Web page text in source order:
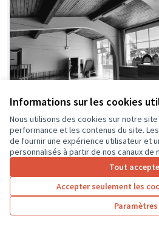
Informations sur les cookies
Nous utilisons des cookies sur notre
performance et les contenus du site.
de fournir une expérience utilisateur et
personnalisés à partir de nos canaux de
Tout
Accepter seulement les
Paramètres
Une "maternelle résidence
d'artistes"
Ecole maternelle Mariaude
0 0